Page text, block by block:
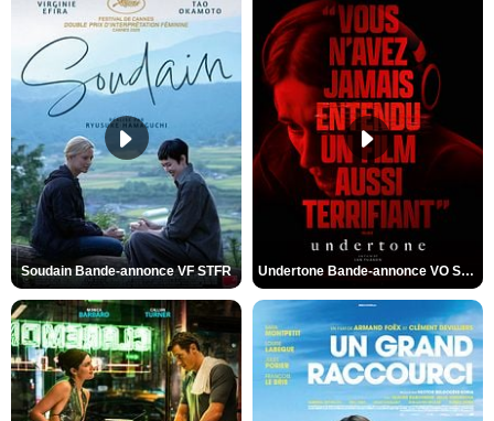
Soudain Bande-annonce VF STFR Undertone Bande-annonce VO STFR